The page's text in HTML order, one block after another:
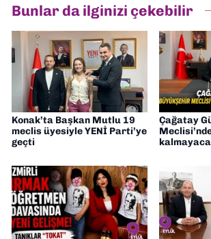
Gazetesi'nde editörlük
Bunlar da ilginizi çekebilir
Konak’ta Başkan Mutlu 19
meclis üyesiyle YENİ Parti’ye
geçti
Çağatay